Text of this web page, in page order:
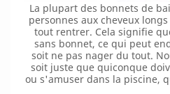
La plupart des bonnets de
personnes aux cheveux
tout rentrer. Cela signifie
sans bonnet, ce qui peut
soit ne pas nager du tout.
soit juste que quiconque
ou s'amuser dans la piscine,